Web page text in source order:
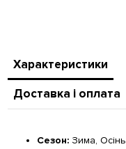
Характеристики
Доставка і оплата
Сезон: Зима, Осінь